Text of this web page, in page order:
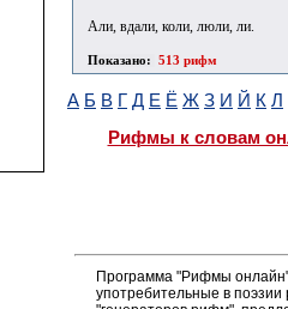
Али, вдали, коли, люли, ли.
Показано: 513 рифм
А Б В Г Д Е Ё Ж З И Й К Л
Рифмы к словам
Программа "Рифмы
употребительные в